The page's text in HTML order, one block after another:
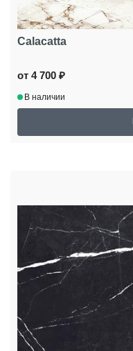
Calacatta
от 4 700 ₽
В наличии